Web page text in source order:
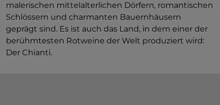
malerischen mittelalterlichen Dörfern, romantischen
Schlössern und charmanten Bauernhäusern
geprägt sind. Es ist auch das Land, in dem einer der
berühmtesten Rotweine der Welt produziert wird:
Der Chianti.